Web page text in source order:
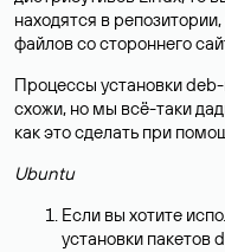
находятся в
файлов со стороннего
Процессы установки
схожи, но мы всё-таки
как это сделать при
Ubuntu
Если вы хотите
установки пакетов